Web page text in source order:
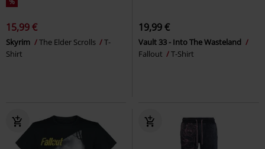
15,99 €
Skyrim The Elder Scrolls
T-
Shirt
19,99 €
Vault 33 - Into The Wasteland
Fallout
T-Shirt